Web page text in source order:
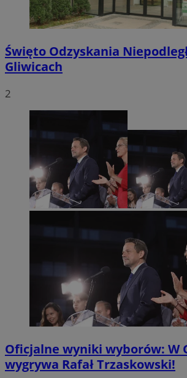
Święto Odzyskania
Gliwicach
2
Oficjalne wyniki wyborów: W
wygrywa Rafał Trzaskowski!